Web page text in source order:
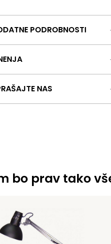
PODROBNOSTI
NAS
bo prav tako